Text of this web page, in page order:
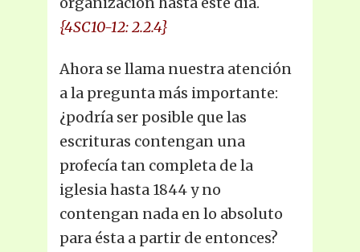
{4SC10-12: 2.2.4}
Ahora se llama nuestra atención
a la pregunta más importante:
¿podría ser posible que las
escrituras contengan una
profecía tan completa de la
iglesia hasta 1844 y no
contengan nada en lo absoluto
para ésta a partir de entonces?